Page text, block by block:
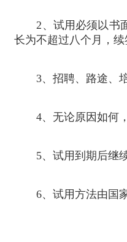
2 、试用必须以书
长为不超过八个月，续
3、招聘、路途、
4、无论原因如何
5、试用到期后继
6、试用方法由国